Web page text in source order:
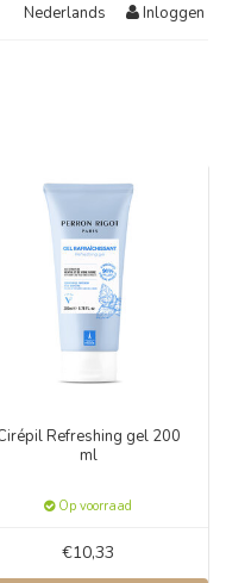
Nederlands Inloggen
Refreshing gel 200
ml
Op voorraad
€10,33